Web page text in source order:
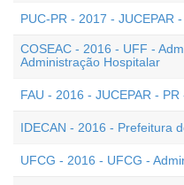
PUC-PR - 2017 - JUCEPAR
COSEAC - 2016 - UFF -
Administração Hospitalar
FAU - 2016 - JUCEPAR -
IDECAN - 2016 - Prefeitura
UFCG - 2016 - UFCG -